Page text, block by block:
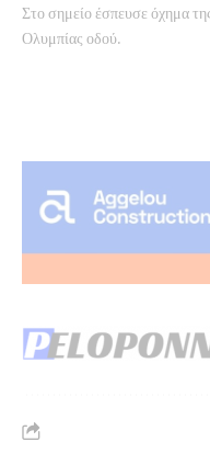
Στο σημείο έσπευσε όχημα
Ολυμπίας οδού.